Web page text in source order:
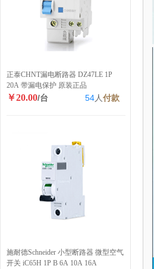
正泰CHNT漏电断路器 DZ47LE 1P
20A 带漏电保护 原装正品
￥20.00/台 54人付款
施耐德Schneider 小型断路器 微型空气
开关 iC65H 1P B 6A 10A 16A